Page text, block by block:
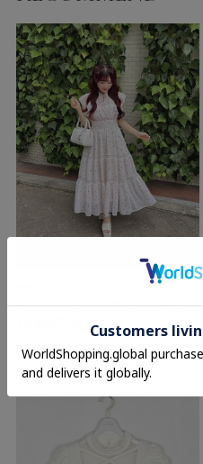
オリジナルチェリーロングワンピース
12,800円(税込)